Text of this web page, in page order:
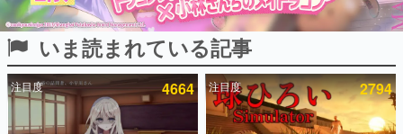
ピックアップ
電ファミのいま読まれている記事ランキング
いま読まれている記事
注目度 4664 注目度 2794